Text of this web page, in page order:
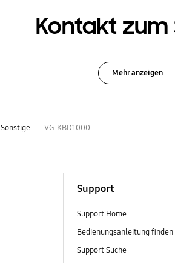
Kontakt zum
Mehr anzeigen
Sonstige VG-KBD1000
Support
Support Home
Bedienungsanleitung finden
Support Suche